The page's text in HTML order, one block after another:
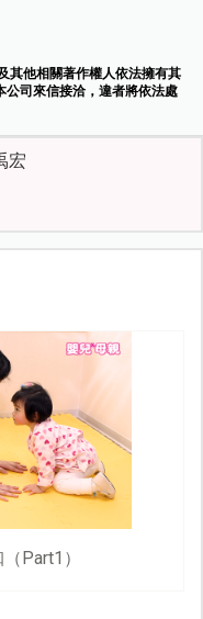
其他相關著作權人依法擁有其
公司來信接洽，違者將依法處
宏
Part1）